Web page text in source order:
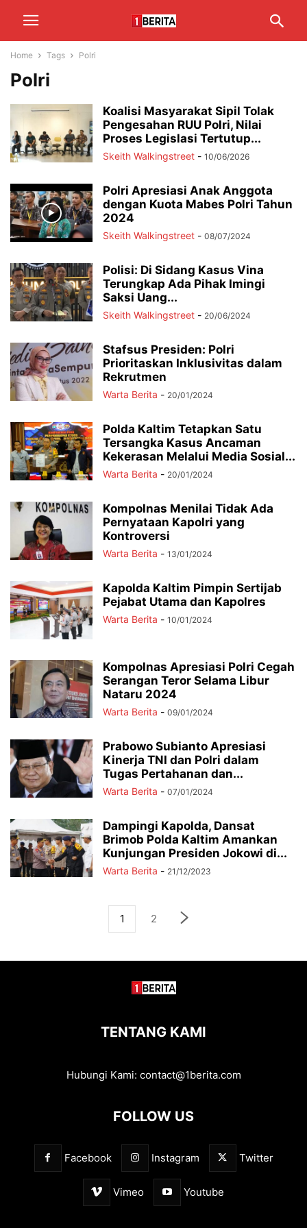
Home Tags Polri
Polri
Koalisi Masyarakat Sipil Tolak
Pengesahan RUU Polri, Nilai
Proses Legislasi Tertutup...
Skeith Walkingstreet - 10/06/2026
Polri Apresiasi Anak Anggota
dengan Kuota Mabes Polri Tahun
2024
Skeith Walkingstreet - 08/07/2024
Polisi: Di Sidang Kasus Vina
Terungkap Ada Pihak Imingi
Saksi Uang...
Skeith Walkingstreet - 20/06/2024
Stafsus Presiden: Polri
Prioritaskan Inklusivitas dalam
Rekrutmen
Warta Berita - 20/01/2024
Polda Kaltim Tetapkan Satu
Tersangka Kasus Ancaman
Kekerasan Melalui Media Sosial...
Warta Berita - 20/01/2024
Kompolnas Menilai Tidak Ada
Pernyataan Kapolri yang
Kontroversi
Warta Berita - 13/01/2024
Kapolda Kaltim Pimpin Sertijab
Pejabat Utama dan Kapolres
Warta Berita - 10/01/2024
Kompolnas Apresiasi Polri Cegah
Serangan Teror Selama Libur
Nataru 2024
Warta Berita - 09/01/2024
Prabowo Subianto Apresiasi
Kinerja TNI dan Polri dalam
Tugas Pertahanan dan...
Warta Berita - 07/01/2024
Dampingi Kapolda, Dansat
Brimob Polda Kaltim Amankan
Kunjungan Presiden Jokowi di...
Warta Berita - 21/12/2023
1 2
TENTANG KAMI
Hubungi Kami: contact@1berita.com
FOLLOW US
Facebook Instagram Twitter
Vimeo Youtube